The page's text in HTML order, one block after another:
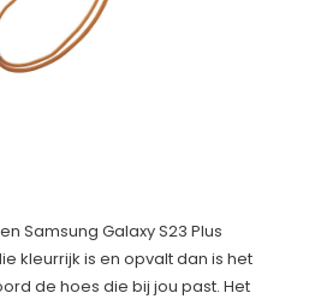
Samsung Galaxy S23 Plus
kleurrijk is en opvalt dan is het
de hoes die bij jou past. Het